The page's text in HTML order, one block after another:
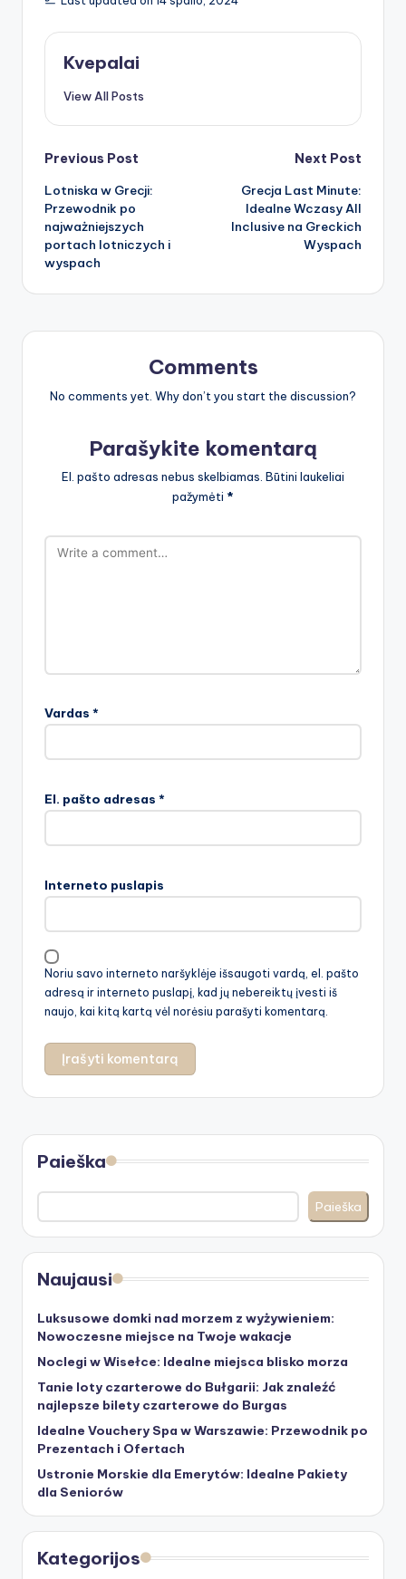
Kvepalai
View All Posts
Post
navigation
Previous Post
Lotniska w Grecji:
Przewodnik po
najważniejszych
portach lotniczych i
wyspach
Next Post
Grecja Last Minute:
Idealne Wczasy All
Inclusive na Greckich
Wyspach
Comments
No comments yet. Why don’t you start the discussion?
Parašykite komentarą
El. pašto adresas nebus skelbiamas. Būtini laukeliai
pažymėti *
Vardas *
El. pašto adresas *
Interneto puslapis
Noriu savo interneto naršyklėje išsaugoti vardą, el. pašto
adresą ir interneto puslapį, kad jų nebereiktų įvesti iš
naujo, kai kitą kartą vėl norėsiu parašyti komentarą.
Paieška
Paieška
Naujausi
Luksusowe domki nad morzem z wyżywieniem:
Nowoczesne miejsce na Twoje wakacje
Noclegi w Wisełce: Idealne miejsca blisko morza
Tanie loty czarterowe do Bułgarii: Jak znaleźć
najlepsze bilety czarterowe do Burgas
Idealne Vouchery Spa w Warszawie: Przewodnik po
Prezentach i Ofertach
Ustronie Morskie dla Emerytów: Idealne Pakiety
dla Seniorów
Kategorijos